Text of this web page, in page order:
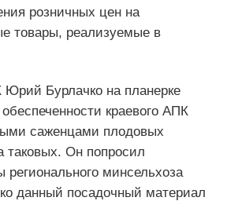
розничных цен на
товары, реализуемые в
Юрий Бурлачко на планерке
краевого АПК
саженцами плодовых
таковых. Он попросил
регионального минсельхоза
данный посадочный материал